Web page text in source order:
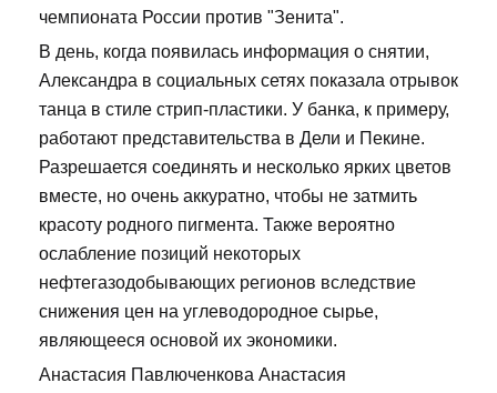
чемпионата России против "Зенита".
В день, когда появилась информация о снятии,
Александра в социальных сетях показала отрывок
танца в стиле стрип-пластики. У банка, к примеру,
работают представительства в Дели и Пекине.
Разрешается соединять и несколько ярких цветов
вместе, но очень аккуратно, чтобы не затмить
красоту родного пигмента. Также вероятно
ослабление позиций некоторых
нефтегазодобывающих регионов вследствие
снижения цен на углеводородное сырье,
являющееся основой их экономики.
Анастасия Павлюченкова Анастасия